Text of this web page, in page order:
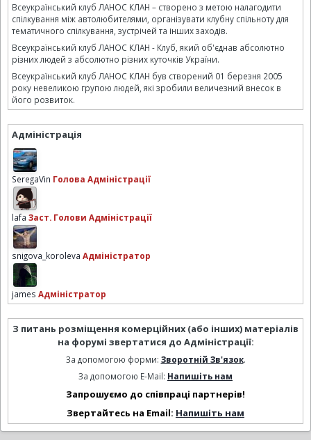
Всеукраїнський клуб ЛАНОС КЛАН – створено з метою налагодити
спілкування між автолюбителями, організувати клубну спільноту для
тематичного спілкування, зустрічей та інших заходів.
Всеукраїнський клуб ЛАНОС КЛАН - Клуб, який об'єднав абсолютно
різних людей з абсолютно різних куточків України.
Всеукраїнський клуб ЛАНОС КЛАН був створений 01 березня 2005
року невеликою групою людей, які зробили величезний внесок в
його розвиток.
Адміністрація
SeregaVin Голова Адміністрації
lafa Заст. Голови Адміністрації
snigova_koroleva Адміністратор
james Адміністратор
З питань розміщення комерційних (або інших) матеріалів
на форумі звертатися до Адміністрації:
За допомогою форми: Зворотній Зв'язок.
За допомогою E-Mail: Напишіть нам
Запрошуємо до співпраці партнерів!
Звертайтесь на Email: Напишіть нам